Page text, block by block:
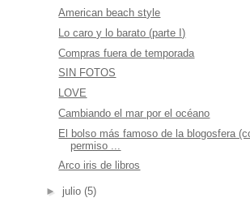
American beach style
Lo caro y lo barato (parte I)
Compras fuera de temporada
SIN FOTOS
LOVE
Cambiando el mar por el océano
El bolso más famoso de la blogosfera
permiso ...
Arco iris de libros
► julio (5)